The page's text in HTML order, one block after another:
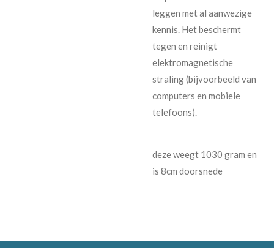
leggen met al aanwezige
kennis. Het beschermt
tegen en reinigt
elektromagnetische
straling (bijvoorbeeld van
computers en mobiele
telefoons).
deze weegt 1030 gram en
is 8cm doorsnede